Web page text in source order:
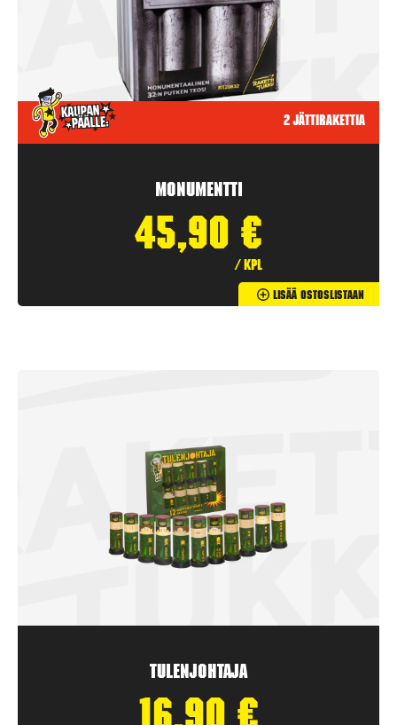
2 jättirakettia
Monumentti
45,90 €
/ kpl
Lisää Ostoslistaan
Tulenjohtaja